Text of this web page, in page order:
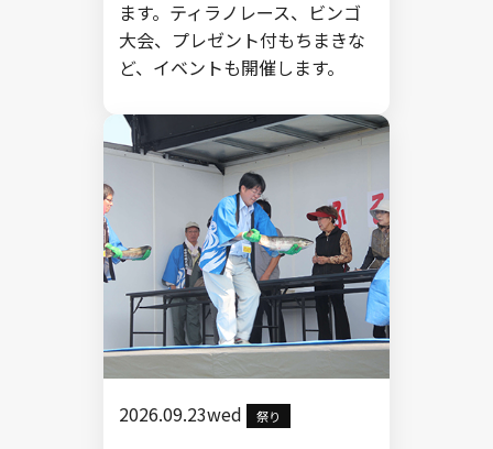
ます。ティラノレース、ビンゴ
大会、プレゼント付もちまきな
ど、イベントも開催します。
2026.09.23wed 祭り